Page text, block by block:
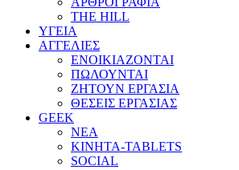
THE HILL
ΥΓΕΙΑ
ΑΓΓΕΛΙΕΣ
ΕΝΟΙΚΙΑΖΟΝΤΑΙ
ΠΩΛΟΥΝΤΑΙ
ΖΗΤΟΥΝ ΕΡΓΑΣΙΑ
ΘΕΣΕΙΣ ΕΡΓΑΣΙΑΣ
GEEK
ΝΕΑ
ΚΙΝΗΤΑ-TABLETS
SOCIAL